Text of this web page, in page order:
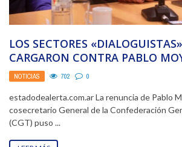
LOS SECTORES
CARGARON CONTRA PABLO
«PORTADOR DE APELLIDO»,
NOTICIAS 702 0
estadodealerta.com.ar La renuncia de Pablo
cosecretario General de la Confederación
(CGT) puso ...